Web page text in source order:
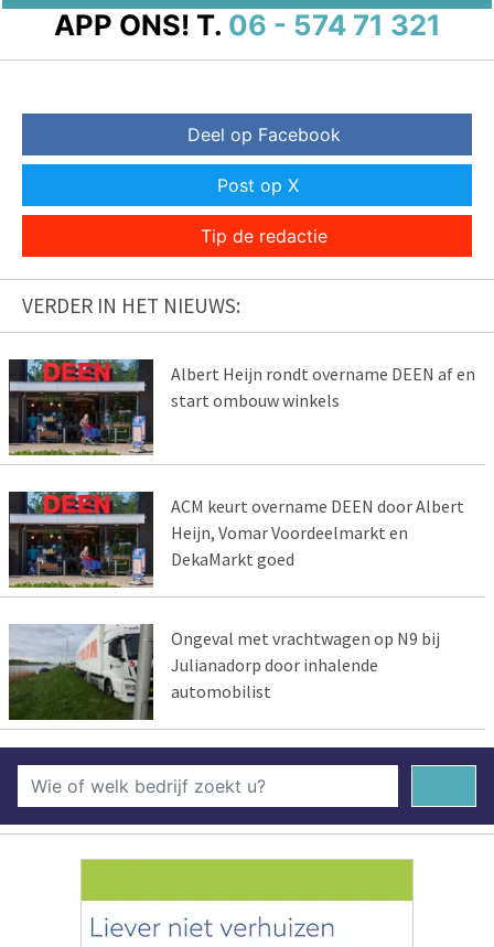
APP ONS! T. 06 - 574 71 321
Deel op Facebook
Post op X
Tip de redactie
VERDER IN HET NIEUWS:
Albert Heijn rondt overname DEEN af en
start ombouw winkels
ACM keurt overname DEEN door Albert
Heijn, Vomar Voordeelmarkt en
DekaMarkt goed
Ongeval met vrachtwagen op N9 bij
Julianadorp door inhalende
automobilist